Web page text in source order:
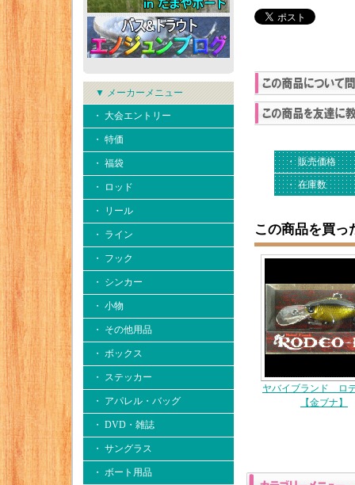
▼ メーカーメニュー
・ 大会エントリー
・ 特価
・ 福袋
・ ロッド
・ リール
・ ライン
・ フック
・ シンカー
・ 小物
・ その他用品
・ ボックス
・ ステッカー
・ アパレル・バッグ
・ DVD・雑誌
・ サングラス
・ ボート用品
・ 販売価格
・ 在庫数
この商品を買っ
ヤバイブランド ロ
【金ブナ】